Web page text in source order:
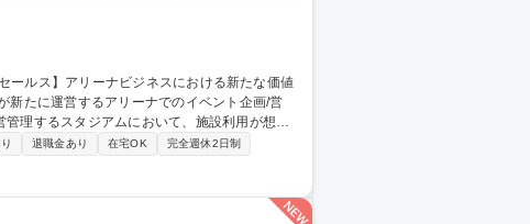
ベントの企画立案 ・上記イベント利用時にお
用後管理するスタジアム運営会社への出向可
退職金あり 在宅OK
完全週休2日制